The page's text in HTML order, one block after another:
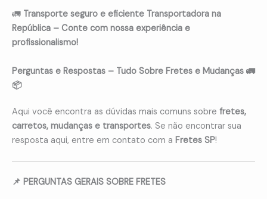
🚛 Transporte seguro e eficiente Transportadora na
República – Conte com nossa experiência e
profissionalismo!
Perguntas e Respostas – Tudo Sobre Fretes e Mudanças 🚛
📦
Aqui você encontra as dúvidas mais comuns sobre fretes,
carretos, mudanças e transportes. Se não encontrar sua
resposta aqui, entre em contato com a Fretes SP!
📌 PERGUNTAS GERAIS SOBRE FRETES